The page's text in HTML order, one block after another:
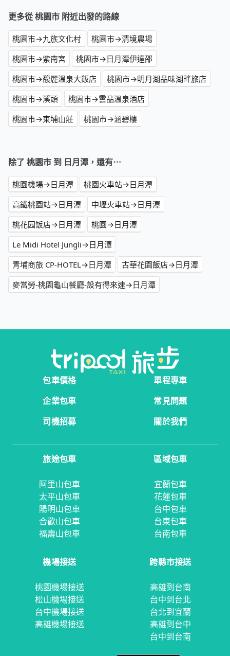
更多從 桃園市 附近出發的路線
桃園市→九族文化村
桃園市→清境農場
桃園市→紫南宮
桃園市→日月潭伊達邵
桃園市→馥麗溫泉大飯店
桃園市→明月湖品味湖畔旅店
桃園市→溪頭
桃園市→雲品溫泉酒店
桃園市→東埔山莊
桃園市→涵碧樓
除了 桃園市 到 日月潭，還有⋯
桃園機場→日月潭
桃園火車站→日月潭
高鐵桃園站→日月潭
中壢火車站→日月潭
桃花园饭店→日月潭
桃園→日月潭
Le Midi Hotel Jungli→日月潭
青埔商旅 CP-HOTEL→日月潭
古華花園飯店→日月潭
麥當勞-桃園龜山餐廳-設有得來速→日月潭
包車價格
單程專車
企業包車
常見問題
司機招募
關於我們
旅途包車
阿里山包車
太平山包車
陽明山包車
合歡山包車
福壽山包車
區域包車
宜蘭包車
花蓮包車
台中包車
台東包車
台南包車
機場接送
桃園機場接送
松山機場接送
台中機場接送
高雄機場接送
跨縣市接送
高雄到台南
台中到台北
台北到宜蘭
高雄到台中
台中到台南